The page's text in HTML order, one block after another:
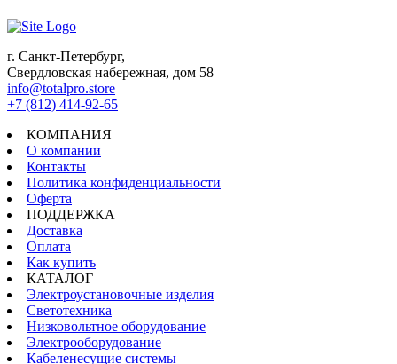
г. Санкт-Петербург,
Свердловская набережная, дом 58
info@totalpro.store
+7 (812) 414-92-65
КОМПАНИЯ
О компании
Контакты
Политика конфиденциальности
Оферта
ПОДДЕРЖКА
Доставка
Оплата
Как купить
КАТАЛОГ
Электроустановочные изделия
Светотехника
Низковольтное оборудование
Электрооборудование
Кабеленесущие системы